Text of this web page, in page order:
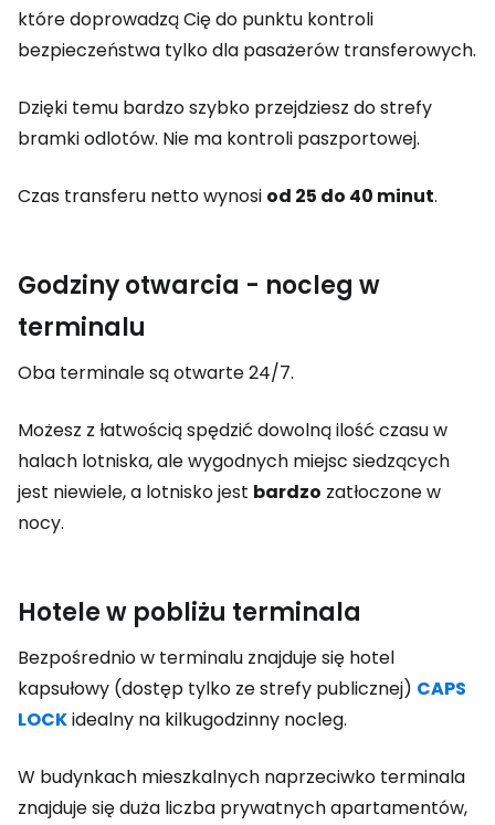
które doprowadzą Cię do punktu kontroli
bezpieczeństwa tylko dla pasażerów transferowych.
Dzięki temu bardzo szybko przejdziesz do strefy
bramki odlotów. Nie ma kontroli paszportowej.
Czas transferu netto wynosi od 25 do 40 minut.
Godziny otwarcia - nocleg w
terminalu
Oba terminale są otwarte 24/7.
Możesz z łatwością spędzić dowolną ilość czasu w
halach lotniska, ale wygodnych miejsc siedzących
jest niewiele, a lotnisko jest bardzo zatłoczone w
nocy.
Hotele w pobliżu terminala
Bezpośrednio w terminalu znajduje się hotel
kapsułowy (dostęp tylko ze strefy publicznej) CAPS
LOCKidealny na kilkugodzinny nocleg.
W budynkach mieszkalnych naprzeciwko terminala
znajduje się duża liczba prywatnych apartamentów,